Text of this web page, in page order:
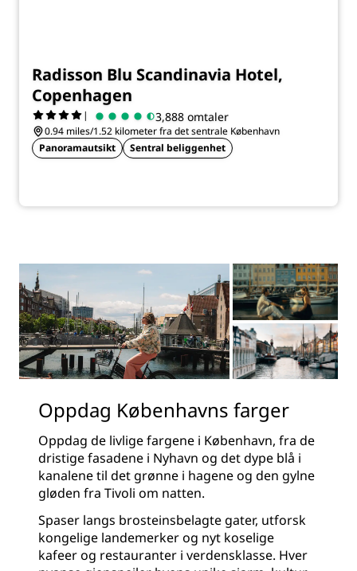
Radisson Blu Scandinavia Hotel,
Copenhagen
| 3,888 omtaler
0.94 miles/1.52 kilometer fra det sentrale København
Panoramautsikt
Sentral beliggenhet
Oppdag Københavns farger
Oppdag de livlige fargene i København, fra de
dristige fasadene i Nyhavn og det dype blå i
kanalene til det grønne i hagene og den gylne
gløden fra Tivoli om natten.
Spaser langs brosteinsbelagte gater, utforsk
kongelige landemerker og nyt koselige
kafeer og restauranter i verdensklasse. Hver